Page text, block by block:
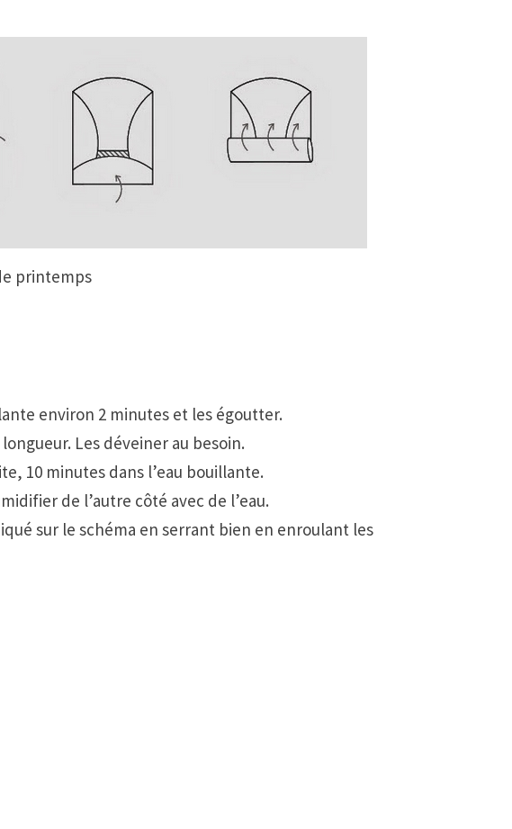
printemps
environ 2 minutes et les égoutter.
Les déveiner au besoin.
10 minutes dans l’eau bouillante.
de l’autre côté avec de l’eau.
sur le schéma en serrant bien en enroulant les